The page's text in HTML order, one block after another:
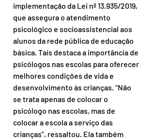
implementação da Lei nº 13.935/2019,
que assegura o atendimento
psicológico e socioassistencial aos
alunos da rede pública de educação
básica. Taís destaca a importância de
psicólogos nas escolas para oferecer
melhores condições de vida e
desenvolvimento às crianças. “Não
se trata apenas de colocar o
psicólogo nas escolas, mas de
colocar a escola a serviço das
crianças”, ressaltou. Ela também